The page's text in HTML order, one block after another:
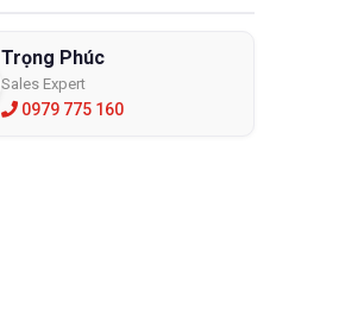
Trọng Phúc
Sales Expert
0979 775 160